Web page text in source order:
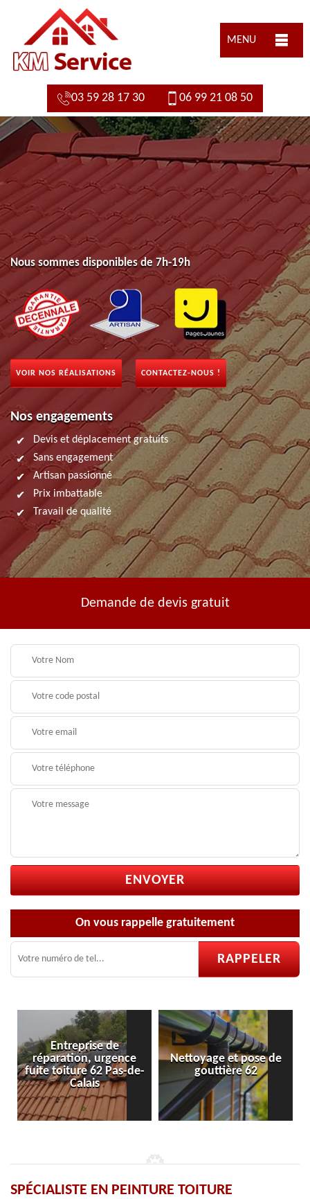
MENU
03 59 28 17 30 06 99 21 08 50
Nous sommes disponibles de 7h-19h
VOIR NOS RÉALISATIONS CONTACTEZ-NOUS !
Nos engagements
Devis et déplacement gratuits
Sans engagement
Artisan passionné
Prix imbattable
Travail de qualité
Demande de devis gratuit
On vous rappelle gratuitement
Nettoyage et pose de
gouttière 62
Pose et réparation de
velux 62
SPÉCIALISTE EN PEINTURE TOITURE